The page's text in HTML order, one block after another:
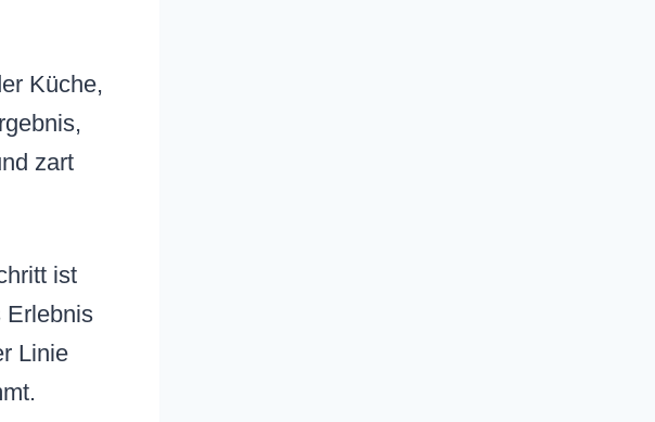
Küche,
zart
ist
Erlebnis
Linie